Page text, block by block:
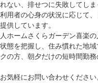
ない、排せつに失敗してし
用者の心身の状況に応じて
供しています。
ホームさくらガーデン喜楽
態を把握し、住み慣れた地
の方、朝夕だけの短時間勤
気軽にお問い合わせください